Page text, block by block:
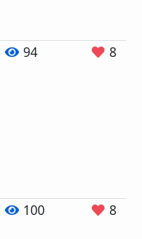
94 8
100 8